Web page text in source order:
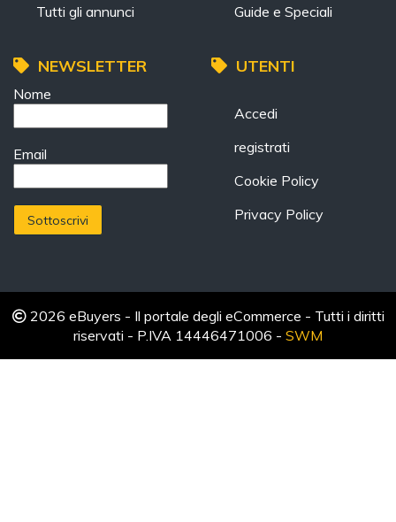
Tutti gli annunci
Guide e Speciali
NEWSLETTER
Nome
Email
UTENTI
Accedi
registrati
Cookie Policy
Privacy Policy
2026 eBuyers - Il portale degli eCommerce - Tutti i diritti
riservati - P.IVA 14446471006 - SWM